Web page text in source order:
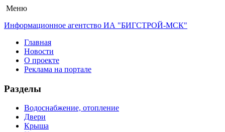
Меню
Информационное агентство ИА "БИГСТРОЙ-МСК"
Главная
Новости
О проекте
Реклама на портале
Разделы
Водоснабжение, отопление
Двери
Крыша